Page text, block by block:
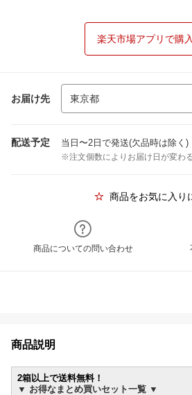
楽天市場アプリで購
お届け先
配送予定 当日〜2日で発送(欠品時は除く)
※注文個数によりお届け日が変わ
商品をお気に入り
商品についての問い合わせ
商品説明
2箱以上で送料無料！
▼ お得なまとめ買いセット一覧 ▼